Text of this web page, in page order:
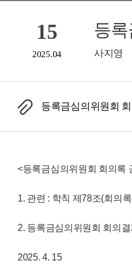
15
2025.04
등록
사지영
등록금심의위원회
<등록금심의위원회 회의록
1. 관련 : 학칙 제78조(회의
2. 등록금심의위원회 회의
2025. 4. 15